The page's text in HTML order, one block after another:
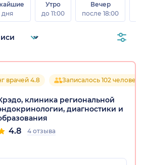
дня
Утро
до 11:00
Вечер
после 18:00
врачей 4.8 Записалось 102 человека
клиника региональной
диагностики и
4.8 4 отзыва